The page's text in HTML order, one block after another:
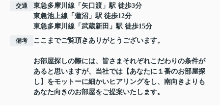
交通 東急多摩川線 「 矢口渡 」駅 徒歩3分
東急池上線 「 蓮沼 」駅 徒歩12分
東急多摩川線 「 武蔵新田 」駅 徒歩15分
備考 ここまでご覧頂きありがとうございます。
お部屋探しの際には、皆さまそれぞれこだわりの条件が
あると思いますが、当社では【あなたに１番のお部屋探
し】をモットーに細かいヒアリングをし、南向きよりも
あなた向きのお部屋をご提案いたします。